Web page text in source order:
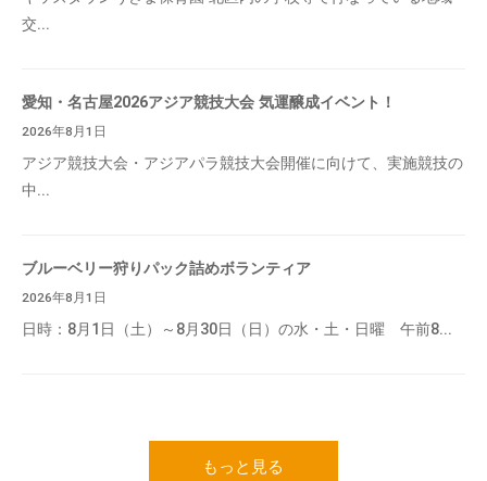
交...
愛知・名古屋2026アジア競技大会 気運醸成イベント！
2026年8月1日
アジア競技大会・アジアパラ競技大会開催に向けて、実施競技の
中...
ブルーベリー狩りパック詰めボランティア
2026年8月1日
日時：8月1日（土）～8月30日（日）の水・土・日曜 午前8...
もっと見る